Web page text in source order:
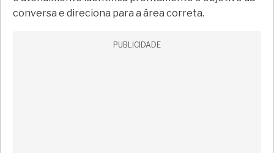
conversa e direciona para a área correta.
PUBLICIDADE